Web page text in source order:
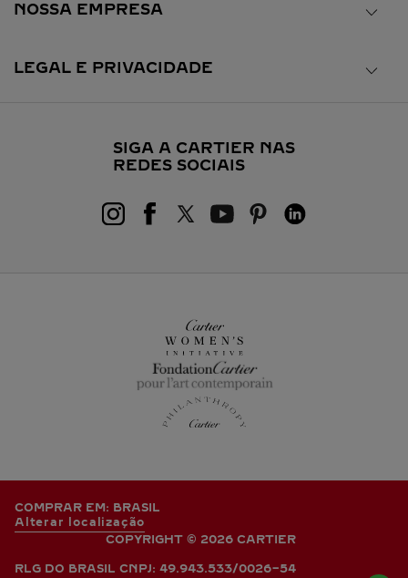
NOSSA EMPRESA
LEGAL E PRIVACIDADE
SIGA A CARTIER NAS
REDES SOCIAIS
COMPRAR EM: BRASIL
Alterar localização
COPYRIGHT © 2026 CARTIER
RLG DO BRASIL CNPJ: 49.943.533/0026-54